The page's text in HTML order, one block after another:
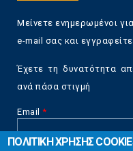
Μείνετε ενημερωμένοι
e-mail σας και
Έχετε τη δυνατότητα
ανά πάσα στιγμή
Email *
ΠΟΛΙΤΙΚΗ ΧΡΗΣΗΣ